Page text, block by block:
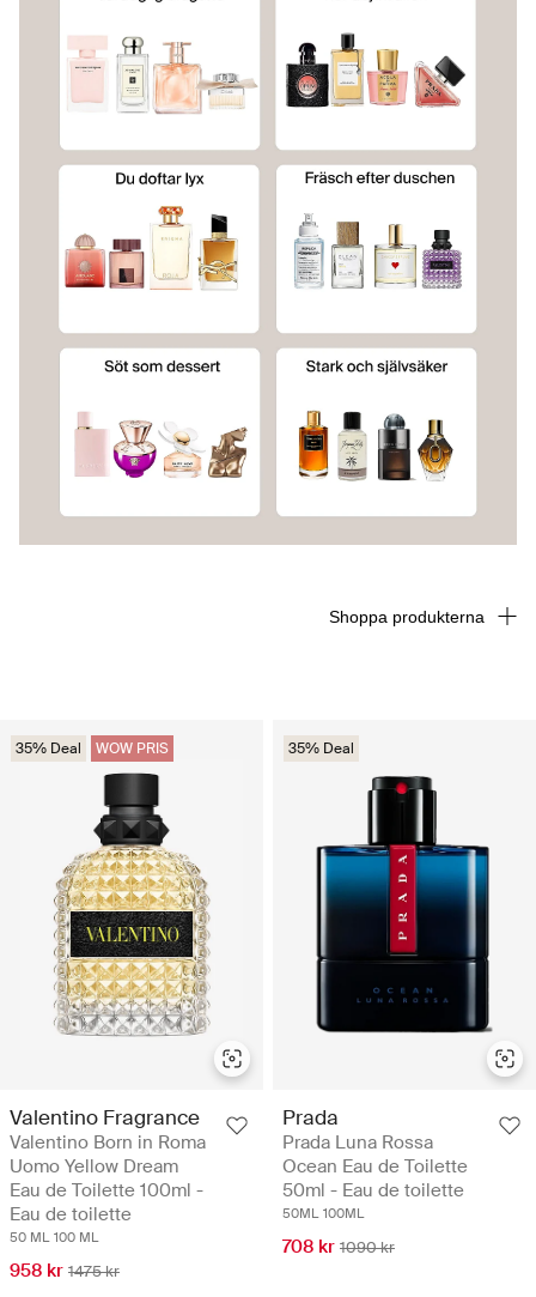
35% Deal WOW PRIS
Valentino Fragrance
Valentino Born in Roma
Uomo Yellow Dream
Eau de Toilette 100ml -
Eau de toilette
50 ML 100 ML
958 kr 1475 kr
35% Deal
Prada
Prada Luna Rossa
Ocean Eau de Toilette
50ml - Eau de toilette
50ML 100ML
708 kr 1090 kr
Shoppa produkterna